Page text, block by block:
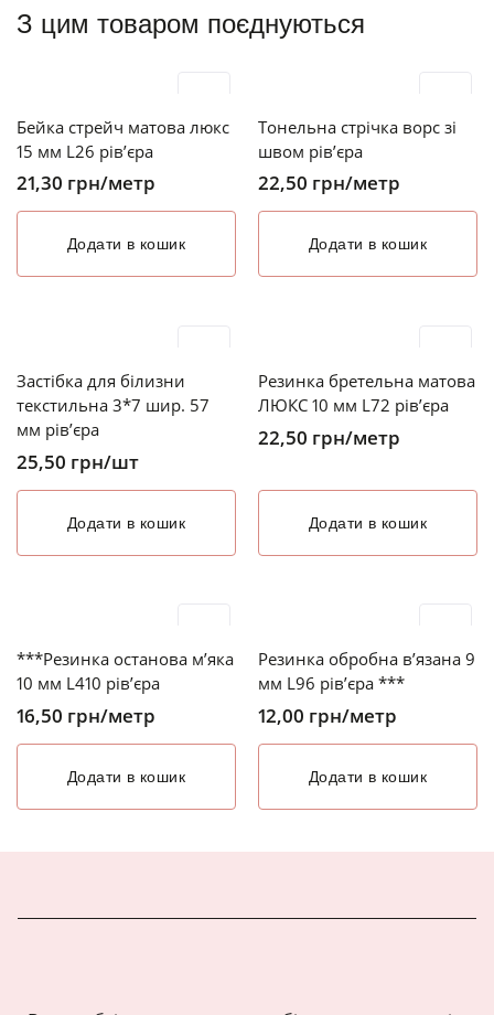
З цим товаром поєднуються
Бейка стрейч матова люкс
15 мм L26 рів’єра
21,30 грн/метр
Додати в кошик
Тонельна стрічка ворс зі
швом рів’єра
22,50 грн/метр
Додати в кошик
Застібка для білизни
текстильна 3*7 шир. 57
мм рів’єра
25,50 грн/шт
Додати в кошик
Резинка бретельна матова
ЛЮКС 10 мм L72 рів’єра
22,50 грн/метр
Додати в кошик
***Резинка останова м’яка
10 мм L410 рів’єра
16,50 грн/метр
Додати в кошик
Резинка обробна в’язана 9
мм L96 рів’єра ***
12,00 грн/метр
Додати в кошик